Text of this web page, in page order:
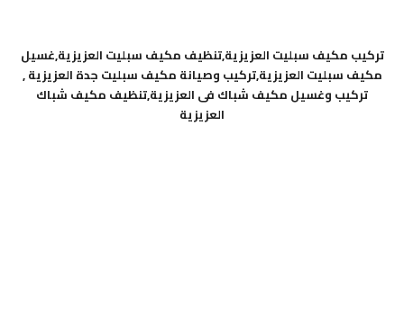
تركيب مكيف سبليت العزيزية,تنظيف مكيف سبليت العزيزية,غسيل
مكيف سبليت العزيزية,تركيب وصيانة مكيف سبليت جدة العزيزية ,
تركيب وغسيل مكيف شباك فى العزيزية,تنظيف مكيف شباك
العزيزية